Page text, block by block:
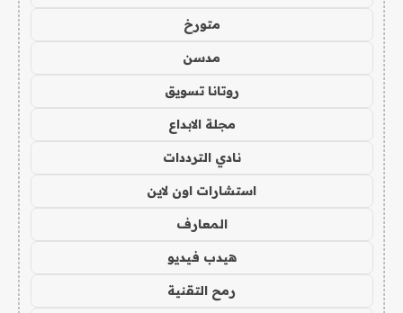
متورخ
مدسن
روتانا تسويق
مجلة الابداع
نادي الترددات
استشارات اون لاين
المعارف
هيدب فيديو
رمح التقنية